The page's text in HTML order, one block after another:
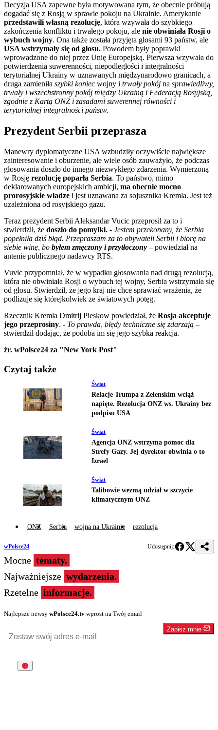
Decyzja USA zapewne była motywowana tym, że obecnie próbują
dogadać się z Rosją w sprawie pokoju na Ukrainie. Amerykanie
przedstawili własną rezolucję, która wzywała do szybkiego
zakończenia konfliktu i trwałego pokoju, ale nie obwiniała Rosji o
wybuch wojny. Ona także została przyjęta głosami 93 państw, ale
USA wstrzymały się od głosu. Powodem były poprawki
wprowadzone do niej przez Unię Europejską. Pierwsza wzywała do
potwierdzenia suwerenności, niepodległości i integralności
terytorialnej Ukrainy w uznawanych międzynarodowo granicach, a
druga zamieniła szybki koniec wojny i trwały pokój na sprawiedliwy,
trwały i wszechstronny pokój między Ukrainą i Federacją Rosyjską,
zgodnie z Kartą ONZ i zasadami suwerennej równości i
terytorialnej integralności państw.
Prezydent Serbii przeprasza
Manewry dyplomatyczne USA wzbudziły oczywiście największe
zainteresowanie i oburzenie, ale wiele osób zauważyło, że podczas
głosowania doszło do innego niezwykłego zdarzenia. Wymierzoną
w Rosję rezolucję poparła Serbia. To państwo, mimo
deklarowanych europejskich ambicji, ma obecnie mocno
prorosyjskie władze i jest uznawana za sojusznika Kremla. Jest też
uzależniona od rosyjskiego gazu.
Teraz prezydent Serbii Aleksandar Vucic przeprosił za to i
stwierdził, że doszło do pomyłki. - Jestem przekonany, że Serbia
popełniła dziś błąd. Przepraszam za to obywateli Serbii i biorę na
siebie winę, bo byłem zmęczony i przytłoczony – powiedział na
antenie publicznego nadawcy RTS.
Vuvic przypomniał, że w wypadku głosowania nad drugą rezolucją,
która nie obwiniała Rosji o wybuch tej wojny, Serbia wstrzymała się
od głosu. Stwierdził, że jego kraj nie chce sprawiać wrażenia, że
podlizuje się którejkolwiek ze światowych potęg.
Rzecznik Kremla Dmitrij Pieskow powiedział, że Rosja akceptuje
jego przeprosiny. - To prawda, błędy techniczne się zdarzają –
stwierdził dodając, że podoba im się jego szybka reakcja.
źr. wPolsce24 za "New York Post"
Czytaj także
Świat
Relacje Trumpa z Zełenskim wciąż
napięte. Rezolucja ONZ ws. Ukrainy bez
podpisu USA
Świat
Agencja ONZ wstrzyma pomoc dla
Strefy Gazy. Jej dyrektor obwinia o to
Izrael
Świat
Talibowie wezmą udział w szczycie
klimatycznym ONZ
ONZ Serbia wojna na Ukrainie rezolucja
wPolsce24 Udostępnij:
Mocne tematy.
Najważniejsze wydarzenia.
Rzetelne informacje.
Najlepsze newsy wPolsce24.tv wprost na Twój email
Zapisz mnie